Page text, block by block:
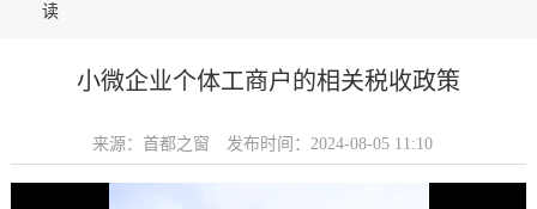
读
小微企业个体工商户的相关税收政策
来源：首都之窗 发布时间：2024-08-05 11:10